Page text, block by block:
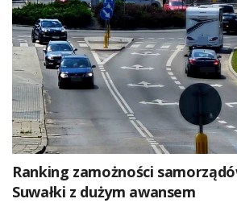
Ranking zamożności
Suwałki z dużym awansem